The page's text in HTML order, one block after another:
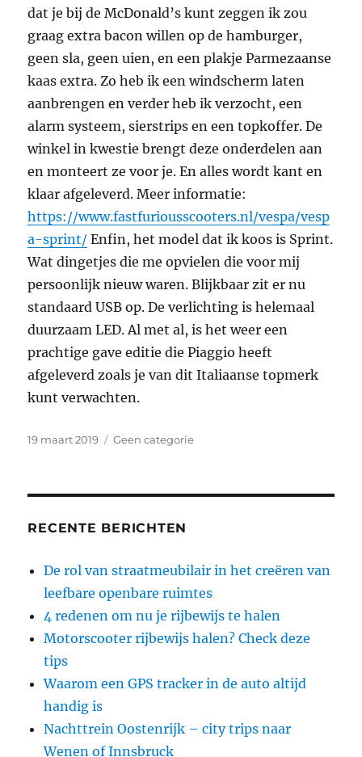
dat je bij de McDonald’s kunt zeggen ik zou
graag extra bacon willen op de hamburger,
geen sla, geen uien, en een plakje Parmezaanse
kaas extra. Zo heb ik een windscherm laten
aanbrengen en verder heb ik verzocht, een
alarm systeem, sierstrips en een topkoffer. De
winkel in kwestie brengt deze onderdelen aan
en monteert ze voor je. En alles wordt kant en
klaar afgeleverd. Meer informatie:
https://www.fastfuriousscooters.nl/vespa/vesp
a-sprint/ Enfin, het model dat ik koos is Sprint.
Wat dingetjes die me opvielen die voor mij
persoonlijk nieuw waren. Blijkbaar zit er nu
standaard USB op. De verlichting is helemaal
duurzaam LED. Al met al, is het weer een
prachtige gave editie die Piaggio heeft
afgeleverd zoals je van dit Italiaanse topmerk
kunt verwachten.
Geplaatst
19 maart 2019 Categorieën
Geen categorie
RECENTE BERICHTEN
De rol van straatmeubilair in het creëren van
leefbare openbare ruimtes
4 redenen om nu je rijbewijs te halen
Motorscooter rijbewijs halen? Check deze
tips
Waarom een GPS tracker in de auto altijd
handig is
Nachttrein Oostenrijk – city trips naar
Wenen of Innsbruck